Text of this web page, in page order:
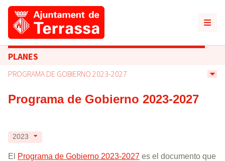
PLANES
PROGRAMA DE GOBIERNO 2023-2027
Programa de Gobierno 2023-2027
2023
El Programa de Gobierno 2023-2027 es el documento que